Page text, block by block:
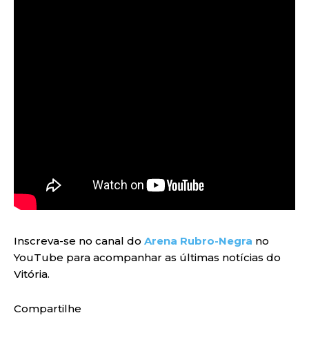
Inscreva-se no canal do Arena Rubro-Negra no
YouTube para acompanhar as últimas notícias do
Vitória.
Compartilhe